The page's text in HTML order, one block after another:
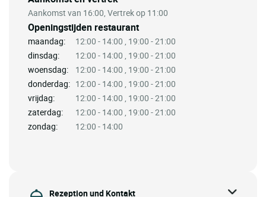
Aankomst van 16:00, Vertrek op 11:00
Openingstijden restaurant
maandag:
12:00 - 14:00 , 19:00 - 21:00
dinsdag:
12:00 - 14:00 , 19:00 - 21:00
woensdag:
12:00 - 14:00 , 19:00 - 21:00
donderdag: 12:00 - 14:00 , 19:00 - 21:00
vrijdag:
12:00 - 14:00 , 19:00 - 21:00
zaterdag:
12:00 - 14:00 , 19:00 - 21:00
zondag:
12:00 - 14:00
Rezeption und Kontakt